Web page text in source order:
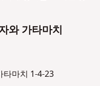
와 가타마치
타마치 1-4-23